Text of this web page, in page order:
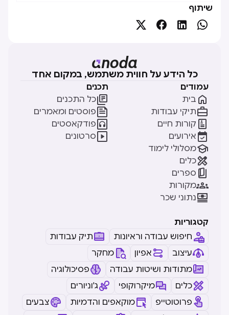
שיתוף




כל הידע על חווית משתמש, במקום אחד
עמודים
בית 
תיקי עבודות
קורות חיים 
אירועים 
מסלולי לימוד
כלים
ספרים 
מקורות
נתוני שכר
תכנים
כל התכנים
פוסטים ומאמרים
פודקאסטים 
סרטונים 
קטגוריות
חיפוש עבודה וראיונות
תיק עבודות
עיצוב
אפיון
מחקר
מתודות ושיטות עבודה
פסיכולוגיה
כלים
מיקרוקופי
ג'וניורים
פרוטוטייפ
מוקאפים והדמיות
צבעים